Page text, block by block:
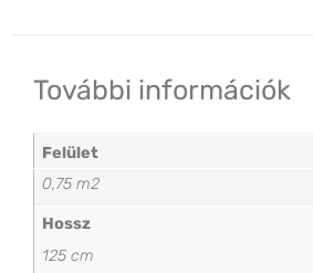
További információk
Felület
0,75 m2
Hossz
125 cm